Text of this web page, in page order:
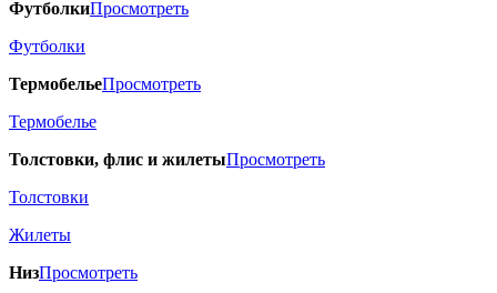
ФутболкиПросмотреть
Футболки
ТермобельеПросмотреть
Термобелье
Толстовки, флис и жилетыПросмотреть
Толстовки
Жилеты
НизПросмотреть